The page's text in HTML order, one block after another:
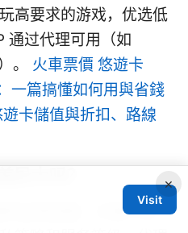
高要求的游戏，优选低
通过代理可用（如
。 火車票價 悠遊卡
一篇搞懂如何用與省錢
卡儲值與折扣、路線
异大吗？
全局加密，价格与性
×
Visit